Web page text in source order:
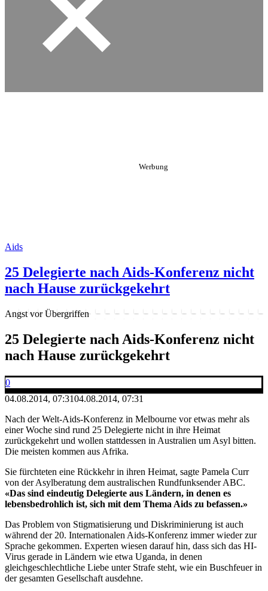
Aids
25 Delegierte nach Aids-Konferenz nicht
nach Hause zurückgekehrt
Angst vor Übergriffen
25 Delegierte nach Aids-Konferenz nicht
nach Hause zurückgekehrt
0
04.08.2014, 07:3104.08.2014, 07:31
Nach der Welt-Aids-Konferenz in Melbourne vor etwas mehr als
einer Woche sind rund 25 Delegierte nicht in ihre Heimat
zurückgekehrt und wollen stattdessen in Australien um Asyl bitten.
Die meisten kommen aus Afrika.
Sie fürchteten eine Rückkehr in ihren Heimat, sagte Pamela Curr
von der Asylberatung dem australischen Rundfunksender ABC.
«Das sind eindeutig Delegierte aus Ländern, in denen es
lebensbedrohlich ist, sich mit dem Thema Aids zu befassen.»
Das Problem von Stigmatisierung und Diskriminierung ist auch
während der 20. Internationalen Aids-Konferenz immer wieder zur
Sprache gekommen. Experten wiesen darauf hin, dass sich das HI-
Virus gerade in Ländern wie etwa Uganda, in denen
gleichgeschlechtliche Liebe unter Strafe steht, wie ein Buschfeuer in
der gesamten Gesellschaft ausdehne.